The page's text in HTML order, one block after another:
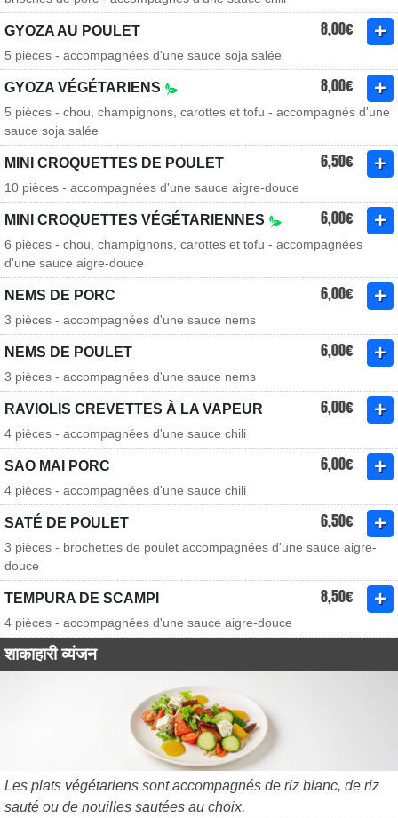
GYOZA AU POULET 8,00€
5 pièces - accompagnées d'une sauce soja salée
GYOZA VÉGÉTARIENS 8,00€
5 pièces - chou, champignons, carottes et tofu - accompagnés d'une
sauce soja salée
MINI CROQUETTES DE POULET 6,50€
10 pièces - accompagnées d'une sauce aigre-douce
MINI CROQUETTES VÉGÉTARIENNES 6,00€
6 pièces - chou, champignons, carottes et tofu - accompagnées
d'une sauce aigre-douce
NEMS DE PORC 6,00€
3 pièces - accompagnées d'une sauce nems
NEMS DE POULET 6,00€
3 pièces - accompagnées d'une sauce nems
RAVIOLIS CREVETTES À LA VAPEUR 6,00€
4 pièces - accompagnées d'une sauce chili
SAO MAI PORC 6,00€
4 pièces - accompagnées d'une sauce chili
SATÉ DE POULET 6,50€
3 pièces - brochettes de poulet accompagnées d'une sauce aigre-
douce
TEMPURA DE SCAMPI 8,50€
4 pièces - accompagnées d'une sauce aigre-douce
शाकाहारी व्यंजन
Les plats végétariens sont accompagnés de riz blanc, de riz
sauté ou de nouilles sautées au choix.